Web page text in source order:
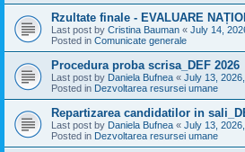
Rzultate finale - EVALUARE
Last post by Cristina Bauman « July 14,
Posted in Comunicate generale
Procedura proba scrisa_DEF 2026
Last post by Daniela Bufnea « July 13,
Posted in Dezvoltarea resursei umane
Repartizarea candidatilor in
Last post by Daniela Bufnea « July 13,
Posted in Dezvoltarea resursei umane